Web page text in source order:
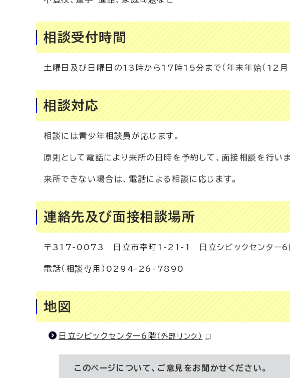
相談受付時間
土曜日及び日曜日の13時から17時15分まで（年末年始（12月
相談対応
相談には青少年相談員が応じます。
原則として電話により来所の日時を予約して、面接相談を行いま
来所できない場合は、電話による相談に応じます。
連絡先及び面接相談場所
〒317-0073 日立市幸町1-21-1 日立シビックセンター6
電話（相談専用）0294-26-7890
地図
日立シビックセンター6階 （外部リンク）
このページについて、ご意見をお聞かせください。